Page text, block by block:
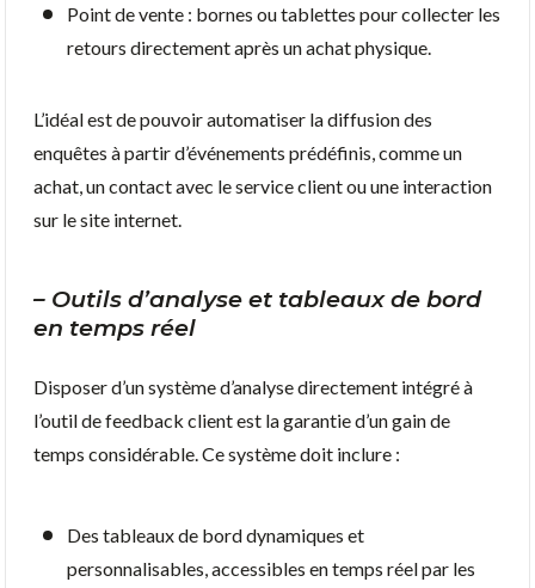
Point de vente : bornes ou tablettes pour collecter les
retours directement après un achat physique.
L’idéal est de pouvoir automatiser la diffusion des
enquêtes à partir d’événements prédéfinis, comme un
achat, un contact avec le service client ou une interaction
sur le site internet.
– Outils d’analyse et tableaux de bord
en temps réel
Disposer d’un système d’analyse directement intégré à
l’outil de feedback client est la garantie d’un gain de
temps considérable. Ce système doit inclure :
Des tableaux de bord dynamiques et
personnalisables, accessibles en temps réel par les